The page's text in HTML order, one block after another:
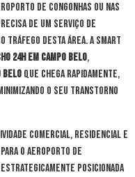
de Congonhas ou nas
de um serviço de
tráfego desta área. A Smart
24h em Campo Belo,
Belo que chega rapidamente,
o seu transtorno
comercial, residencial e
o Aeroporto de
posicionada